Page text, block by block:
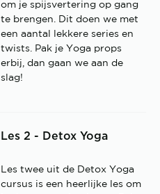
om je spijsvertering op gang
te brengen. Dit doen we met
een aantal lekkere series en
twists. Pak je Yoga props
erbij, dan gaan we aan de
slag!
Les 2 - Detox Yoga
Les twee uit de Detox Yoga
cursus is een heerlijke les om